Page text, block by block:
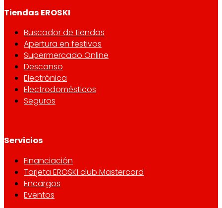
Tiendas EROSKI
Buscador de tiendas
Apertura en festivos
Supermercado Online
Descanso
Electrónica
Electrodomésticos
Seguros
Servicios
Financiación
Tarjeta EROSKI club Mastercard
Encargos
Eventos